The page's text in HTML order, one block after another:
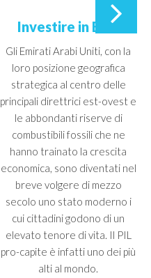
Investire in EAU
Gli Emirati Arabi Uniti, con la
loro posizione geografica
strategica al centro delle
principali direttrici est-ovest e
le abbondanti riserve di
combustibili fossili che ne
hanno trainato la crescita
economica, sono diventati nel
breve volgere di mezzo
secolo uno stato moderno i
cui cittadini godono di un
elevato tenore di vita. Il PIL
pro-capite è infatti uno dei più
alti al mondo.